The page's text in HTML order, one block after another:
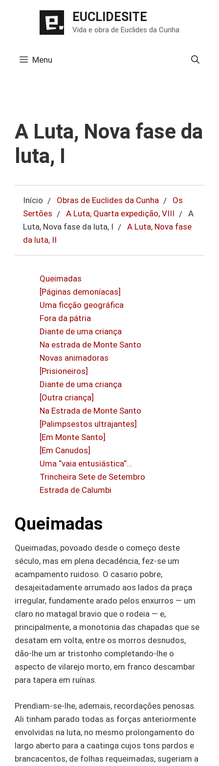
EUCLIDESITE
Vida e obra de Euclides da Cunha
Menu
A Luta, Nova fase da
luta, I
Início Obras de Euclides da Cunha
Os
Sertões
A Luta, Quarta expedição, VIII
A
Luta, Nova fase da luta, I
A Luta, Nova fase
da luta, II
Queimadas
[Páginas demoníacas]
Uma ficção geográfica
Fora da pátria
Diante de uma criança
Na estrada de Monte Santo
Novas animadoras
[Prisioneiros]
Diante de uma criança
[Outra criança]
Na Estrada de Monte Santo
[Palimpsestos ultrajantes]
[Em Monte Santo]
[Em Canudos]
Uma “vaia entusiástica“…
Trincheira Sete de Setembro
Estrada de Calumbi
Queimadas
Queimadas, povoado desde o começo deste
século, mas em plena decadência, fez-se um
acampamento ruidoso. O casario pobre,
desajeitadamente arrumado aos lados da praça
irregular, fundamente arado pelos enxurros — um
claro no matagal bravio que o rodeia — e,
principalmente, a monotonia das chapadas que se
desatam em volta, entre os morros desnudos,
dão-lhe um ar tristonho completando-lhe o
aspecto de vilarejo morto, em franco descambar
para tapera em ruínas.
Prendiam-se-lhe, ademais, recordações penosas.
Ali tinham parado todas as forças anteriormente
envolvidas na luta, no mesmo prolongamento do
largo aberto para a caatinga cujos tons pardos e
brancacentos, de folhas requeimadas, sugeriam a